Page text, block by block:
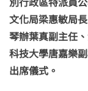
文化局梁惠敏局
琴辦葉真副主任
科技大學唐嘉樂
出席儀式。